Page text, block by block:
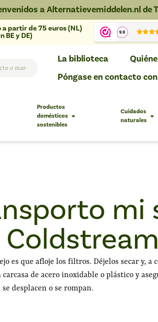
a Alternatievemiddelen.nl de
partir de 75 euros (NL)
BE y DE)
La biblioteca
Póngase en contacto con
Productos
domésticos
sostenibles
Cuidados
naturales
mi
es que afloje los filtros. Déjelos secar y,
de acero inoxidable o plástico y
desplacen o se rompan.